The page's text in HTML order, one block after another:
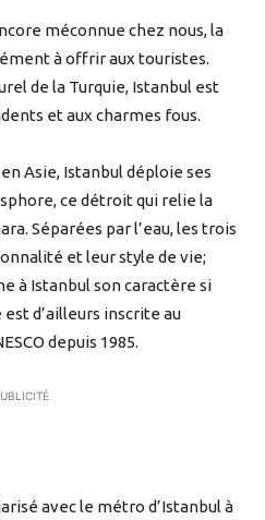
méconnue chez nous, la
à offrir aux touristes.
de la Turquie, Istanbul est
et aux charmes fous.
Asie, Istanbul déploie ses
ce détroit qui relie la
Séparées par l’eau, les trois
et leur style de vie;
à Istanbul son caractère si
d’ailleurs inscrite au
depuis 1985.
avec le métro d’Istanbul à